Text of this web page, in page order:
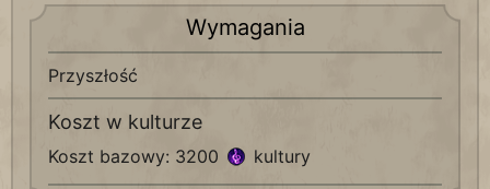
Wymagania
Przyszłość
Koszt w kulturze
Koszt bazowy: 3200 kultury